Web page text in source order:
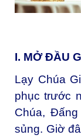
I. MỞ ĐẦU
Lạy Chúa
phục trước
Chúa,
sủng. Giờ